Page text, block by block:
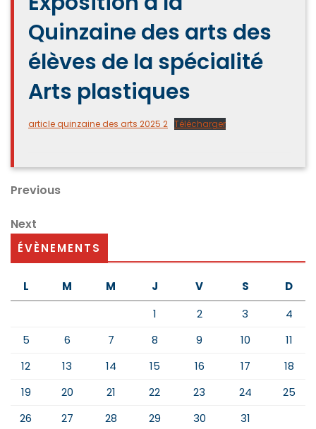
Quinzaine des arts des
élèves de la spécialité
Arts plastiques
article quinzaine des arts 2025 2 Télécharger
Navigation
de
l’article
Previous
Previous
Next
Post
Next
ÉVÈNEMENTS
L M M J V S
D
1
2 3
4
5
6 7 8 9 10
11
12
13 14 15 16 17
18
19
20 21 22 23 24
25
26
27 28 29 30 31